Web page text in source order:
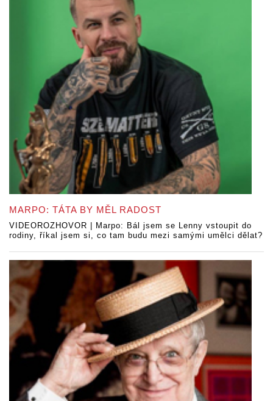
MARPO: TÁTA BY MĚL RADOST
VIDEOROZHOVOR | Marpo: Bál jsem se Lenny vstoupit do
rodiny, říkal jsem si, co tam budu mezi samými umělci dělat?